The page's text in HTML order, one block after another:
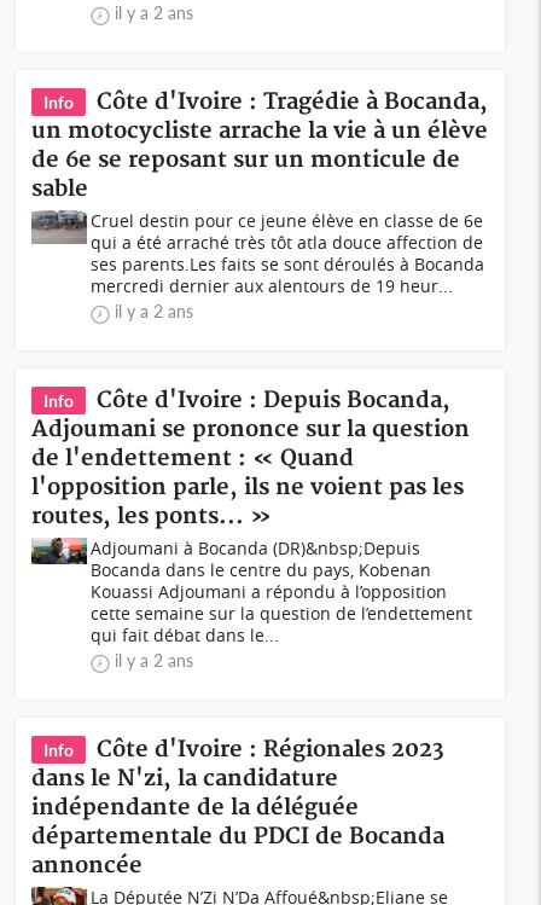
il y a 2 ans
Info
Côte d'Ivoire : Tragédie à Bocanda,
un motocycliste arrache la vie à un élève
de 6e se reposant sur un monticule de
sable
Cruel destin pour ce jeune élève en classe de 6e
qui a été arraché très tôt atla douce affection de
ses parents.Les faits se sont déroulés à Bocanda
mercredi dernier aux alentours de 19 heur...
il y a 2 ans
Info
Côte d'Ivoire : Depuis Bocanda,
Adjoumani se prononce sur la question
de l'endettement : « Quand
l'opposition parle, ils ne voient pas les
routes, les ponts... »
Adjoumani à Bocanda (DR)&nbsp;Depuis
Bocanda dans le centre du pays, Kobenan
Kouassi Adjoumani a répondu à l’opposition
cette semaine sur la question de l’endettement
qui fait débat dans le...
il y a 2 ans
Info
Côte d'Ivoire : Régionales 2023
dans le N'zi, la candidature
indépendante de la déléguée
départementale du PDCI de Bocanda
annoncée
La Députée N’Zi N’Da Affoué&nbsp;Eliane se